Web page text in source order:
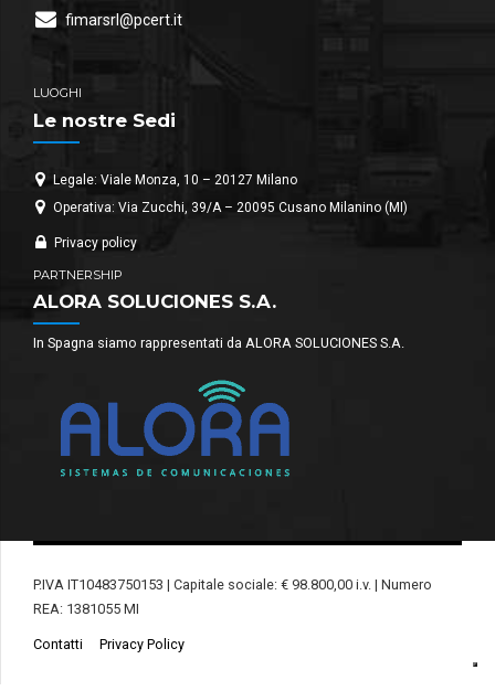
fimarsrl@pcert.it
LUOGHI
Le nostre Sedi
Legale: Viale Monza, 10 – 20127 Milano
Operativa: Via Zucchi, 39/A – 20095 Cusano Milanino (MI)
Privacy policy
PARTNERSHIP
ALORA SOLUCIONES S.A.
In Spagna siamo rappresentati da ALORA SOLUCIONES S.A.
P.IVA IT10483750153 | Capitale sociale: € 98.800,00 i.v. | Numero
REA: 1381055 MI
Contatti Privacy Policy